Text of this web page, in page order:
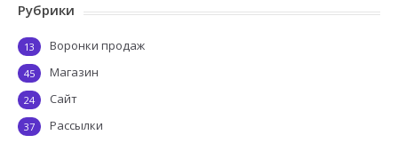
Рубрики
Воронки продаж
13
Магазин
45
Сайт
24
Рассылки
37